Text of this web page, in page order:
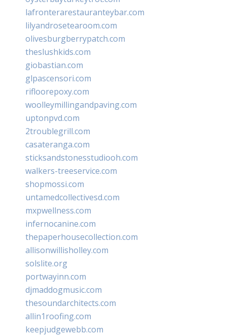
lafronterarestauranteybar.com
lilyandrosetearoom.com
olivesburgberrypatch.com
theslushkids.com
giobastian.com
glpascensori.com
rifloorepoxy.com
woolleymillingandpaving.com
uptonpvd.com
2troublegrill.com
casateranga.com
sticksandstonesstudiooh.com
walkers-treeservice.com
shopmossi.com
untamedcollectivesd.com
mxpwellness.com
infernocanine.com
thepaperhousecollection.com
allisonwillisholley.com
solslite.org
portwayinn.com
djmaddogmusic.com
thesoundarchitects.com
allin1roofing.com
keepjudgewebb.com